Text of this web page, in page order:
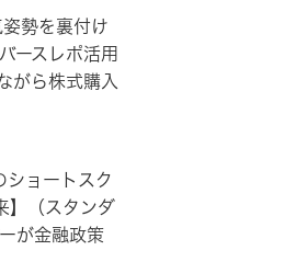
勢を裏付け
ースレポ活用
がら株式購入
ショートスク
】（スタンダ
が金融政策